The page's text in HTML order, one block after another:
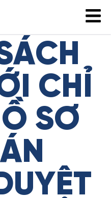
CHỈ
SƠ